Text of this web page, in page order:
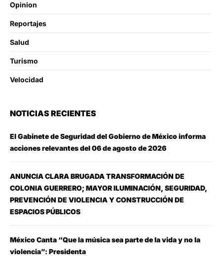
Opinion
Reportajes
Salud
Turismo
Velocidad
NOTICIAS RECIENTES
El Gabinete de Seguridad del Gobierno de México informa
acciones relevantes del 06 de agosto de 2026
ANUNCIA CLARA BRUGADA TRANSFORMACIÓN DE
COLONIA GUERRERO; MAYOR ILUMINACIÓN, SEGURIDAD,
PREVENCIÓN DE VIOLENCIA Y CONSTRUCCIÓN DE
ESPACIOS PÚBLICOS
México Canta “Que la música sea parte de la vida y no la
violencia”: Presidenta